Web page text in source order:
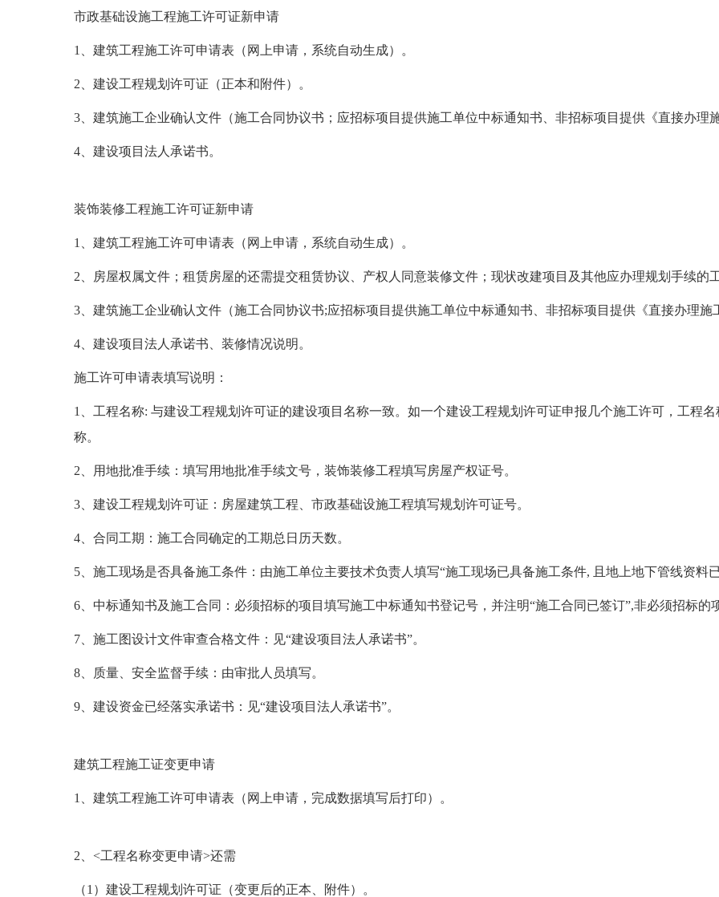
市政基础设施工程施工许可证新申请
1 、建筑工程施工许可申请表（网上申请，系统自动生成）。
2 、建设工程规划许可证（正本和附件）。
3 、建筑施工企业确认文件（施工合同协议书；应招标项目提供施工单位中标通知书、非招标项目提供《直接办理
4 、建设项目法人承诺书。
装饰装修工程施工许可证新申请
1 、建筑工程施工许可申请表（网上申请，系统自动生成）。
2 、房屋权属文件；租赁房屋的还需提交租赁协议、产权人同意装修文件；现状改建项目及其他应办理规划手续的
3 、建筑施工企业确认文件（施工合同协议书;应招标项目提供施工单位中标通知书、非招标项目提供《直接办理施
4 、建设项目法人承诺书、装修情况说明。
施工许可申请表填写说明：
1
、工程名称: 与建设工程规划许可证的建设项目名称一致。如一个建设工程规划许可证申报几个施工许可，工程
称。
2 、用地批准手续：填写用地批准手续文号，装饰装修工程填写房屋产权证号。
3 、建设工程规划许可证：房屋建筑工程、市政基础设施工程填写规划许可证号。
4 、合同工期：施工合同确定的工期总日历天数。
5 、施工现场是否具备施工条件：由施工单位主要技术负责人填写“施工现场已具备施工条件, 且地上地下管线资料已
6 、中标通知书及施工合同：必须招标的项目填写施工中标通知书登记号，并注明“施工合同已签订”,非必须招标的
7 、施工图设计文件审查合格文件：见“建设项目法人承诺书”。
8 、质量、安全监督手续：由审批人员填写。
9 、建设资金已经落实承诺书：见“建设项目法人承诺书”。
建筑工程施工证变更申请
1 、建筑工程施工许可申请表（网上申请，完成数据填写后打印）。
2 、<工程名称变更申请>还需
（1）建设工程规划许可证（变更后的正本、附件）。